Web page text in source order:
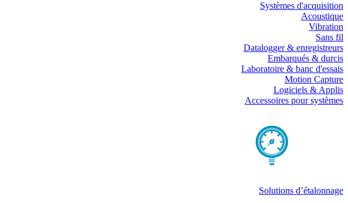
Systèmes d'acquisition
Acoustique
Vibration
Sans fil
Datalogger & enregistreurs
Embarqués & durcis
Laboratoire & banc d'essais
Motion Capture
Logiciels & Applis
Accessoires pour systèmes
Solutions d’étalonnage